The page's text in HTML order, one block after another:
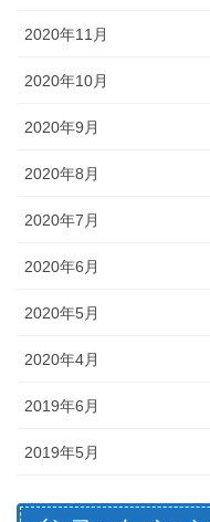
2020年11月
2020年10月
2020年9月
2020年8月
2020年7月
2020年6月
2020年5月
2020年4月
2019年6月
2019年5月